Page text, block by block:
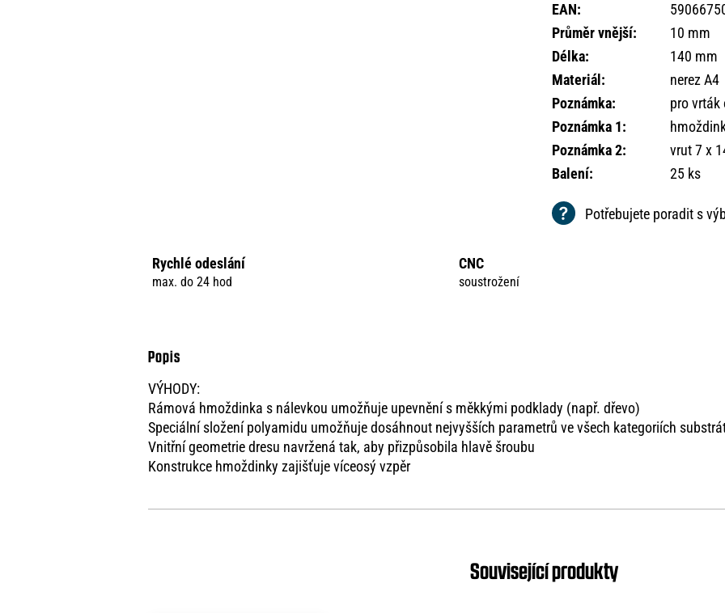
EAN:
Průměr vnější:
10 mm
Délka:
140 mm
Materiál :
nerez A4
Poznámka:
pro vrták
Poznámka 1:
Poznámka 2:
vrut 7 x
Balení: 25 ks
Potřebujete poradit s
Rychlé odeslání
max. do 24 hod
CNC
soustrožení
VÝHODY:
Rámová hmoždinka s nálevkou umožňuje upevnění s měkkými podklady (např. dřevo)
Speciální složení polyamidu umožňuje dosáhnout nejvyšších parametrů ve všech kategoriích
Vnitřní geometrie dresu navržená tak, aby přizpůsobila hlavě šroubu
Konstrukce hmoždinky zajišťuje víceosý vzpěr